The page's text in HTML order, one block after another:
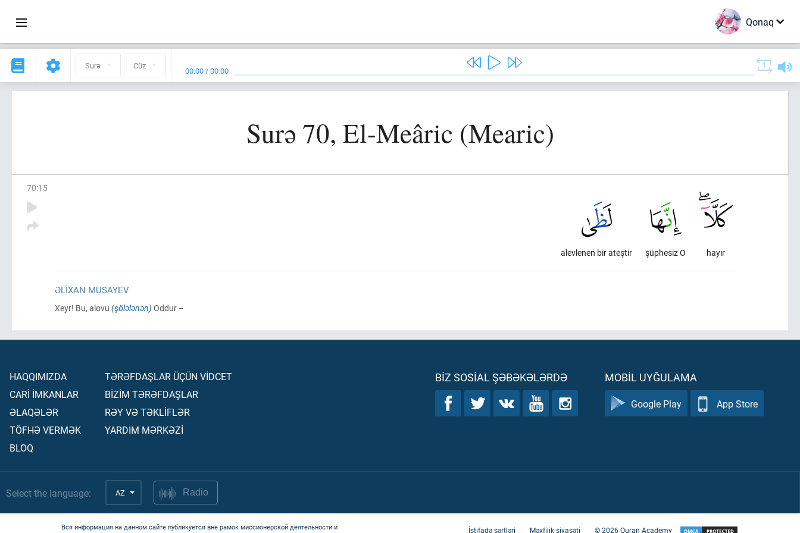
Qonaq
Surə Cüz 00:00 /00:00
Surə 70, El-Meâric (Mearic)
70:15
hayır
şüphesiz O
alevlenen bir ateştir
ƏLIXAN MUSAYEV
Xeyr! Bu, alovu (şölələnən) Oddur –
HAQQIMIZDA
CARİ İMKANLAR
ƏLAQƏLƏR
TÖFHƏ VERMƏK
BLOQ
TƏRƏFDAŞLAR ÜÇÜN VİDCET
BİZİM TƏRƏFDAŞLAR
RƏY VƏ TƏKLİFLƏR
YARDIM MƏRKƏZİ
BIZ SOSIAL ŞƏBƏKƏLƏRDƏ MOBIL UYĞULAMA
Google Play App Store
Select the language: AZ Radio
Вся информация на данном сайте публикуется вне рамок миссионерской деятельности и
İstifadə şərtləri Məxfilik siyasəti ©2026Quran Academy